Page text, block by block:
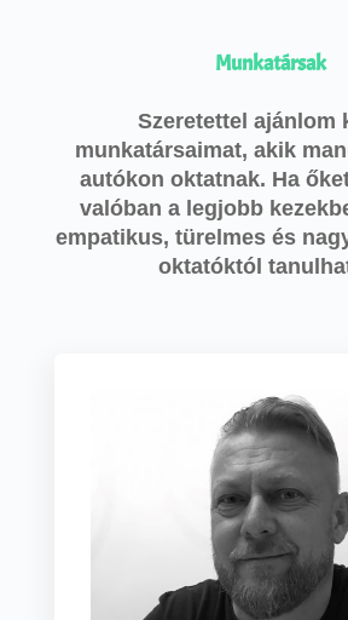
Munkatársak
Szeretettel ajánlom
munkatársaimat, akik
autókon oktatnak. Ha
valóban a legjobb
empatikus, türelmes és
oktatóktól